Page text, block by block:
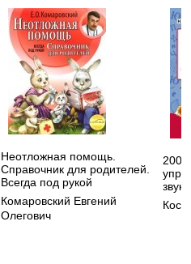
Неотложная помощь.
Справочник для родителей.
Всегда под рукой
Комаровский Евгений
Олегович
200